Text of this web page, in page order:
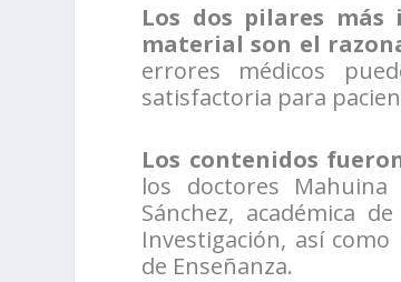
Los dos pilares
material son el
errores médicos
satisfactoria para
Los contenidos
los doctores
Sánchez, académica
Investigación, así
de Enseñanza.